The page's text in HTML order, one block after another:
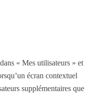
« Mes utilisateurs » et
écran contextuel
supplémentaires que